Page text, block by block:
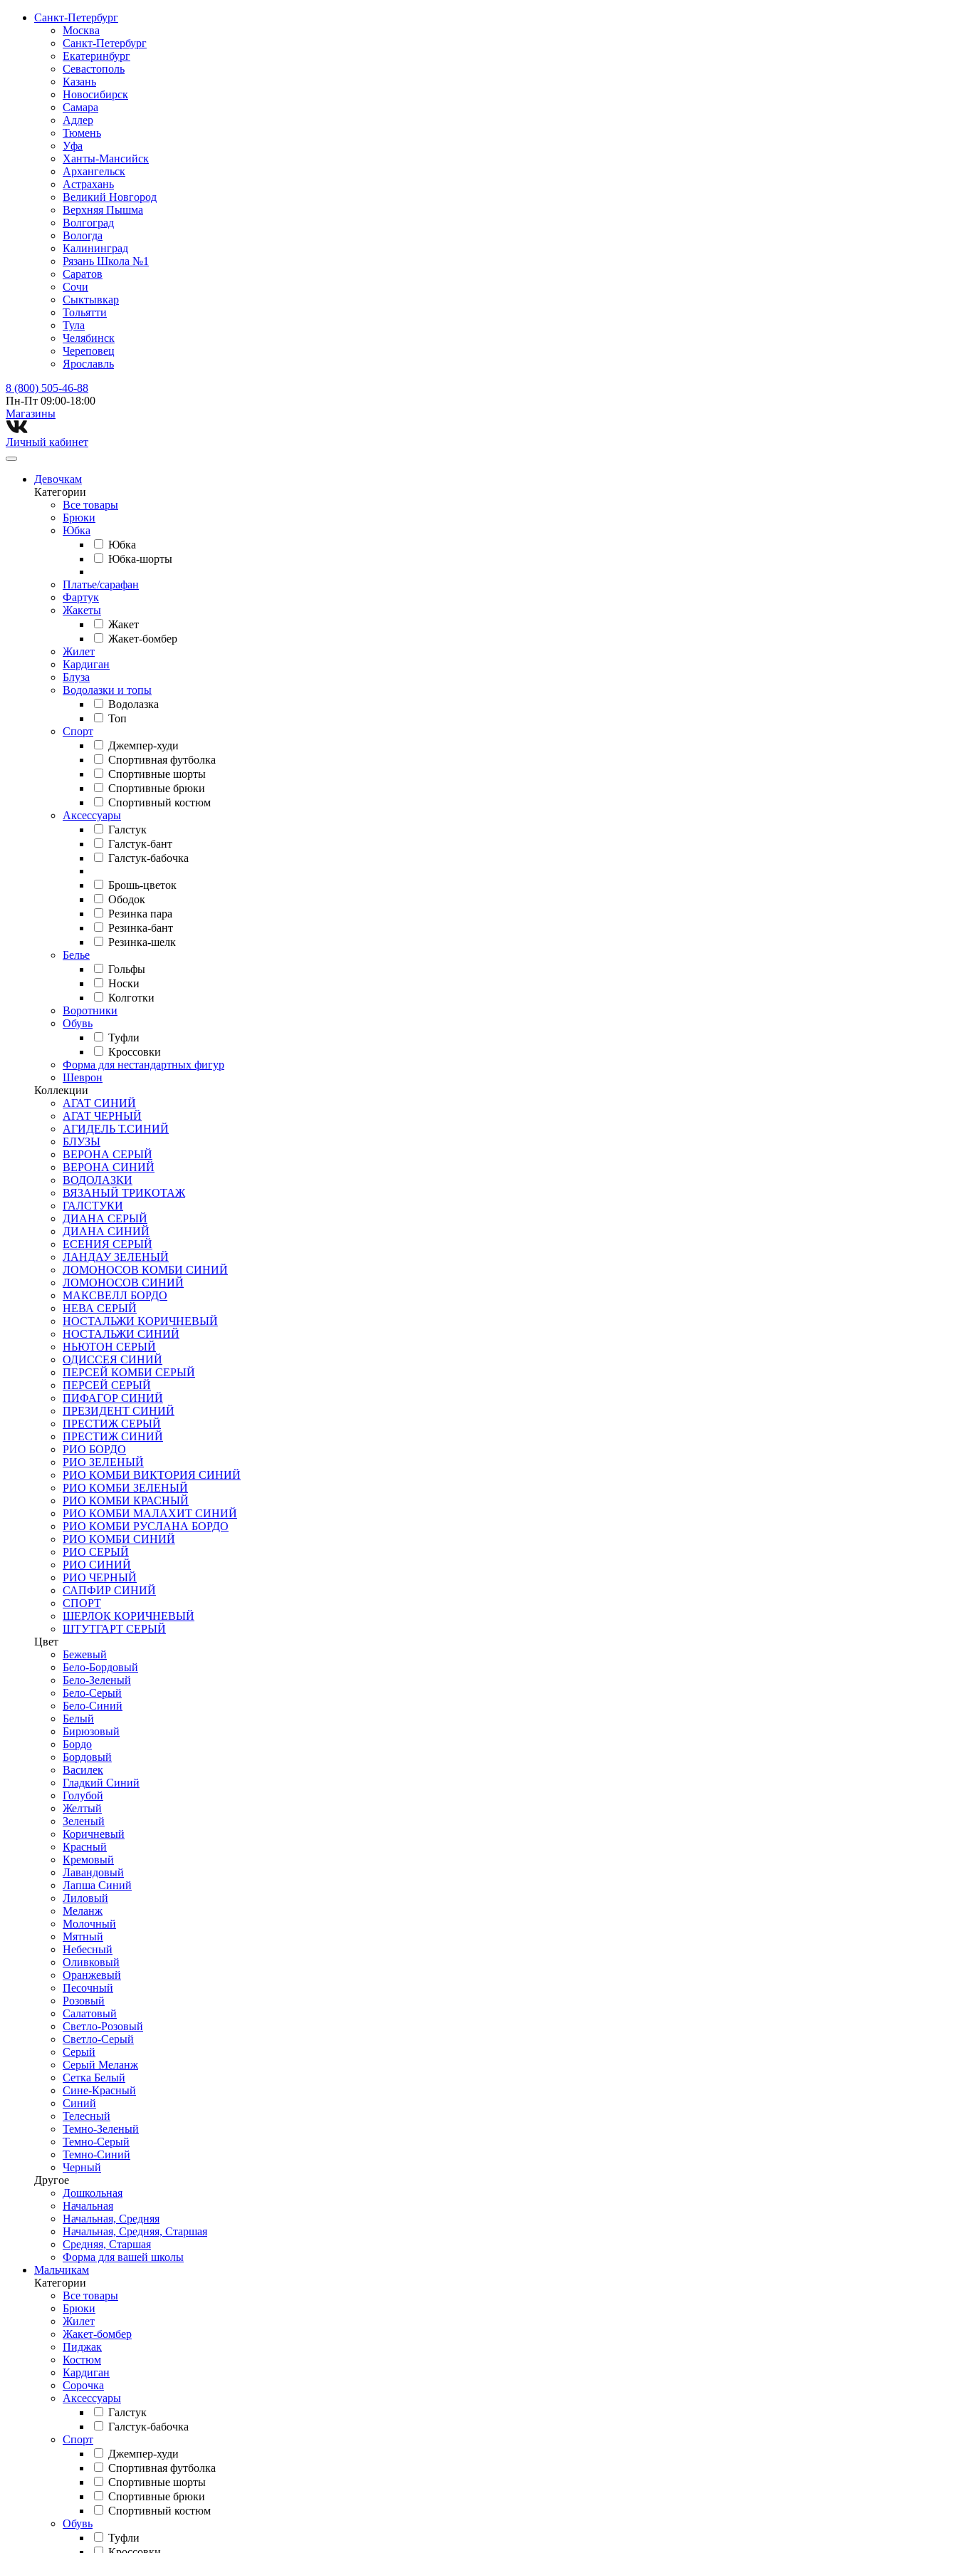
Санкт-Петербург
Москва
Санкт-Петербург
Екатеринбург
Севастополь
Казань
Новосибирск
Самара
Адлер
Тюмень
Уфа
Ханты-Мансийск
Архангельск
Астрахань
Великий Новгород
Верхняя Пышма
Волгоград
Вологда
Калининград
Рязань Школа №1
Саратов
Сочи
Сыктывкар
Тольятти
Тула
Челябинск
Череповец
Ярославль
8 (800) 505-46-88
Пн-Пт 09:00-18:00
Магазины⁠
Личный кабинет
Девочкам
Категории
Все товары
Брюки
Юбка
Юбка
Юбка-шорты
Платье/сарафан
Фартук
Жакеты
Жакет
Жакет-бомбер
Жилет
Кардиган
Блуза
Водолазки и топы
Водолазка
Топ
Спорт
Джемпер-худи
Спортивная футболка
Спортивные шорты
Спортивные брюки
Спортивный костюм
Аксессуары
Галстук
Галстук-бант
Галстук-бабочка
Брошь-цветок
Ободок
Резинка пара
Резинка-бант
Резинка-шелк
Белье
Гольфы
Носки
Колготки
Воротники
Обувь
Туфли
Кроссовки
Форма для нестандартных фигур
Шеврон
Коллекции
АГАТ СИНИЙ
АГАТ ЧЕРНЫЙ
АГИДЕЛЬ Т.СИНИЙ
БЛУЗЫ
ВЕРОНА СЕРЫЙ
ВЕРОНА СИНИЙ
ВОДОЛАЗКИ
ВЯЗАНЫЙ ТРИКОТАЖ
ГАЛСТУКИ
ДИАНА СЕРЫЙ
ДИАНА СИНИЙ
ЕСЕНИЯ СЕРЫЙ
ЛАНДАУ ЗЕЛЕНЫЙ
ЛОМОНОСОВ КОМБИ СИНИЙ
ЛОМОНОСОВ СИНИЙ
МАКСВЕЛЛ БОРДО
НЕВА СЕРЫЙ
НОСТАЛЬЖИ КОРИЧНЕВЫЙ
НОСТАЛЬЖИ СИНИЙ
НЬЮТОН СЕРЫЙ
ОДИССЕЯ СИНИЙ
ПЕРСЕЙ КОМБИ СЕРЫЙ
ПЕРСЕЙ СЕРЫЙ
ПИФАГОР СИНИЙ
ПРЕЗИДЕНТ СИНИЙ
ПРЕСТИЖ СЕРЫЙ
ПРЕСТИЖ СИНИЙ
РИО БОРДО
РИО ЗЕЛЕНЫЙ
РИО КОМБИ ВИКТОРИЯ СИНИЙ
РИО КОМБИ ЗЕЛЕНЫЙ
РИО КОМБИ КРАСНЫЙ
РИО КОМБИ МАЛАХИТ СИНИЙ
РИО КОМБИ РУСЛАНА БОРДО
РИО КОМБИ СИНИЙ
РИО СЕРЫЙ
РИО СИНИЙ
РИО ЧЕРНЫЙ
САПФИР СИНИЙ
СПОРТ
ШЕРЛОК КОРИЧНЕВЫЙ
ШТУТГАРТ СЕРЫЙ
Цвет
Бежевый
Бело-Бордовый
Бело-Зеленый
Бело-Серый
Бело-Синий
Белый
Бирюзовый
Бордо
Бордовый
Василек
Гладкий Синий
Голубой
Желтый
Зеленый
Коричневый
Красный
Кремовый
Лавандовый
Лапша Синий
Лиловый
Меланж
Молочный
Мятный
Небесный
Оливковый
Оранжевый
Песочный
Розовый
Салатовый
Светло-Розовый
Светло-Серый
Серый
Серый Меланж
Сетка Белый
Сине-Красный
Синий
Телесный
Темно-Зеленый
Темно-Серый
Темно-Синий
Черный
Другое
Дошкольная
Начальная
Начальная, Средняя
Начальная, Средняя, Старшая
Средняя, Старшая
Форма для вашей школы
Мальчикам
Категории
Все товары
Брюки
Жилет
Жакет-бомбер
Пиджак
Костюм
Кардиган
Сорочка
Аксессуары
Галстук
Галстук-бабочка
Спорт
Джемпер-худи
Спортивная футболка
Спортивные шорты
Спортивные брюки
Спортивный костюм
Обувь
Туфли